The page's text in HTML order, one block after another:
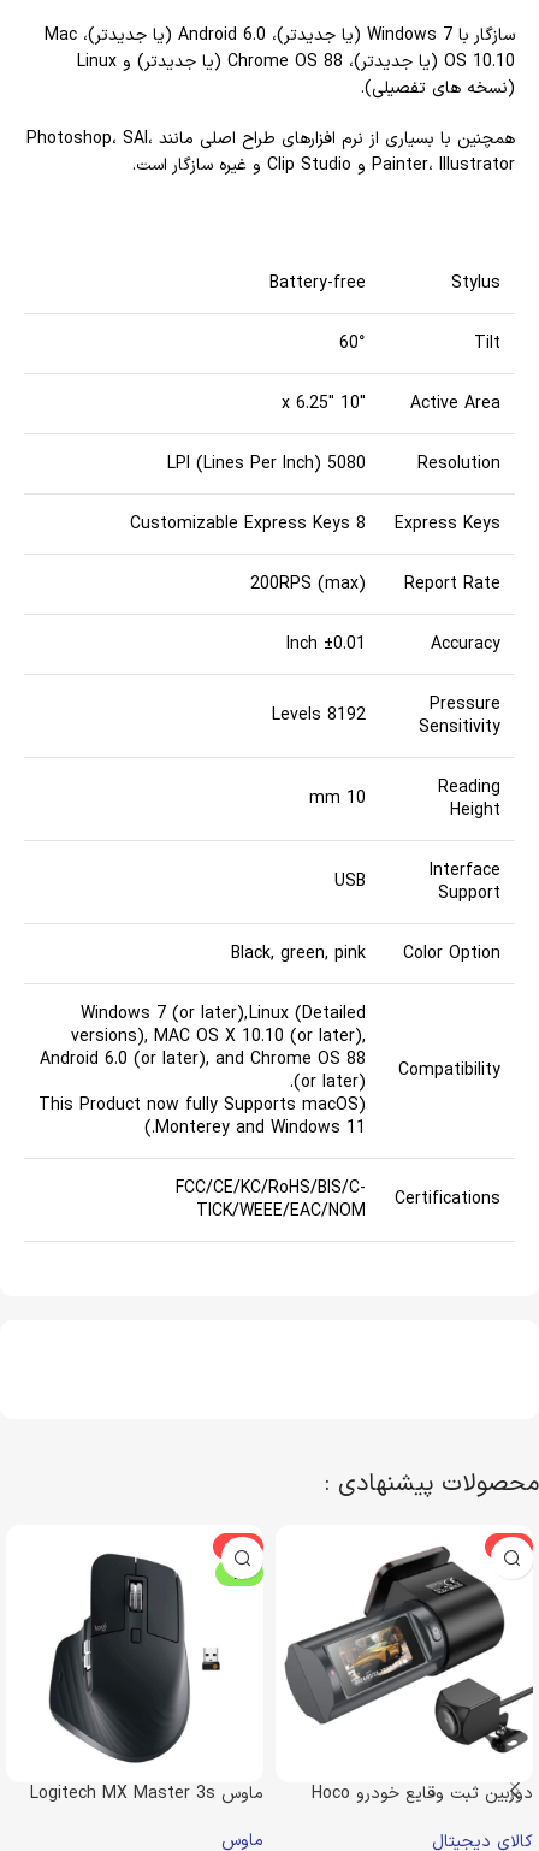
سازگار با Windows 7 (یا جدیدتر)، Android 6.0 (یا جدیدتر)، Mac
OS 10.10 (یا جدیدتر)، Chrome OS 88 (یا جدیدتر) و Linux
(نسخه های تفصیلی).
همچنین با بسیاری از نرم افزارهای طراح اصلی مانند Photoshop، SAI،
Painter، Illustrator و Clip Studio و غیره سازگار است.
Stylus
Battery-free
Tilt
60°
Active Area
10″ x 6.25″
Resolution
5080 LPI (Lines Per Inch)
Express Keys
8 Customizable Express Keys
Report Rate
200RPS (max)
Accuracy
±0.01 Inch
Pressure
Sensitivity
8192 Levels
Reading
Height
10 mm
Interface
Support
USB
Color Option
Black, green, pink
Compatibility
Windows 7 (or later),Linux (Detailed
versions), MAC OS X 10.10 (or later),
Android 6.0 (or later), and Chrome OS 88
(or later).
(This Product now fully Supports macOS
Monterey and Windows 11.)
Certifications
FCC/CE/KC/RoHS/BIS/C-
TICK/WEEE/EAC/NOM
محصولات پیشنهادی :
-3%
دوربین ثبت وقایع خودرو Hoco
کالای دیجیتال
-22%
ویژه
ماوس Logitech MX Master 3s
ماوس